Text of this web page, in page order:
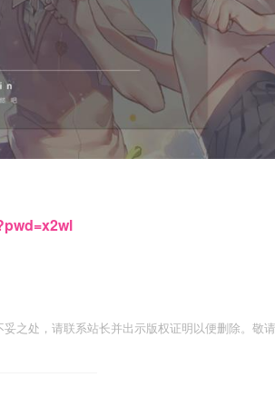
之处，请联系站长并出示版权证明以便删除。敬请